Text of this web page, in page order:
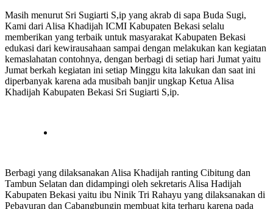
Masih menurut Sri Sugiarti S,ip yang akrab di sapa Buda Sugi,
Kami dari Alisa Khadijah ICMI Kabupaten Bekasi selalu
memberikan yang terbaik untuk masyarakat Kabupaten Bekasi
edukasi dari kewirausahaan sampai dengan melakukan kan kegiatan
kemaslahatan contohnya, dengan berbagi di setiap hari Jumat yaitu
Jumat berkah kegiatan ini setiap Minggu kita lakukan dan saat ini
diperbanyak karena ada musibah banjir ungkap Ketua Alisa
Khadijah Kabupaten Bekasi Sri Sugiarti S,ip.
Berbagi yang dilaksanakan Alisa Khadijah ranting Cibitung dan
Tambun Selatan dan didampingi oleh sekretaris Alisa Hadijah
Kabupaten Bekasi yaitu ibu Ninik Tri Rahayu yang dilaksanakan di
Pebayuran dan Cabangbungin membuat kita terharu karena pada